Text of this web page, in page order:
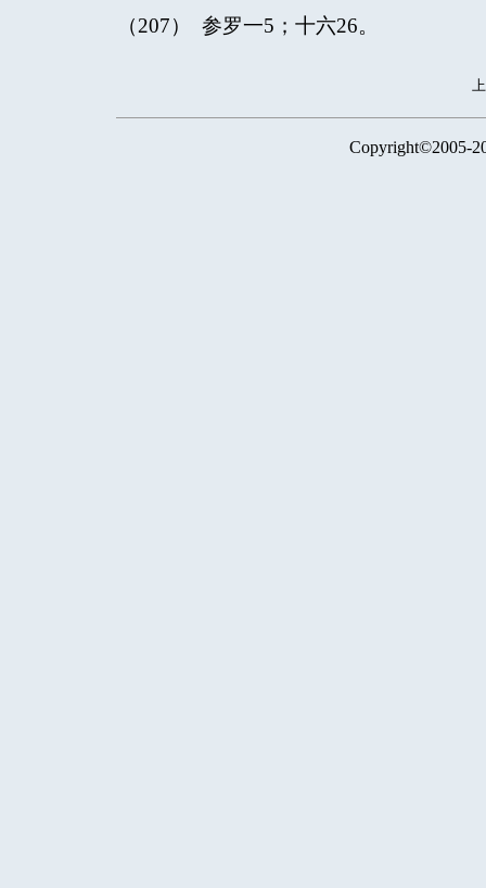
（207） 参罗一5；十六26。
Copyright©2005-